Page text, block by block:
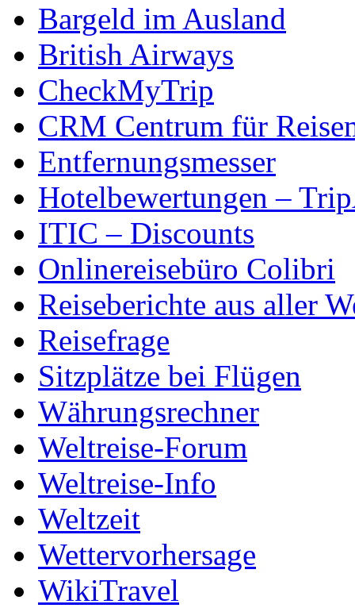
Bargeld im Ausland
British Airways
CheckMyTrip
CRM Centrum für
Entfernungsmesser
Hotelbewertungen –
ITIC – Discounts
Onlinereisebüro Colibri
Reiseberichte aus aller
Reisefrage
Sitzplätze bei Flügen
Währungsrechner
Weltreise-Forum
Weltreise-Info
Weltzeit
Wettervorhersage
WikiTravel